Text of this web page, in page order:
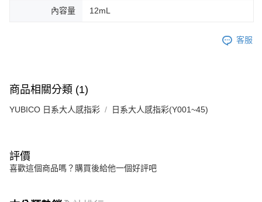
內容量 12mL
客服
商品相關分類 (1)
YUBICO 日系大人感指彩 日系大人感指彩(Y001~45)
評價
喜歡這個商品嗎？購買後給他一個好評吧